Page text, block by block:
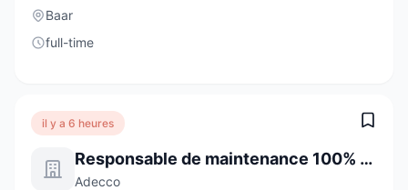
Baar
full-time
il y a 6 heures
Responsable de maintenance 100% CDI (H/F/D)
Adecco